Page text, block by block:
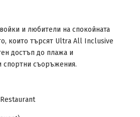
и любители на спокойната
които търсят Ultra All Inclusive
достъп до плажа и
спортни съоръжения.